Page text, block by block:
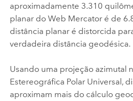
aproximadamente 3.310
planar do Web Mercator é de
distância planar é distorcida
verdadeira distância geodésica.
Usando uma projeção azimutal
Estereográfica Polar Universal,
aproximam mais do cálculo